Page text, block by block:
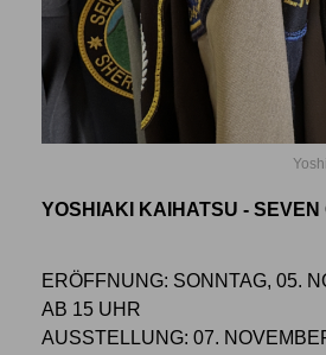
YOSHIAKI KAIHATSU - SEVEN
ERÖFFNUNG: SONNTAG, 05.
AB 15 UHR
AUSSTELLUNG: 07.